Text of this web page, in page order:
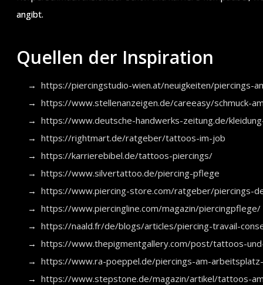
angibt.
Quellen der Inspiration
https://piercingstudio-wien.at/neuigkeiten/piercings-
https://www.stellenanzeigen.de/careeasy/schmuck-
https://www.deutsche-handwerks-zeitung.de/
https://rightmart.de/ratgeber/tattoos-im-job
https://karrierebibel.de/tattoos-piercings/
https://www.silvertattoo.de/piercing-pflege
https://www.piercing-store.com/ratgeber/piercings-
https://www.piercingline.com/magazin/piercingpflege/
https://naald.fr/de/blogs/articles/piercing-travail-
https://www.thepigmentgallery.com/post/tattoos-
https://www.ra-poeppel.de/piercings-am-
https://www.stepstone.de/magazin/artikel/tattoos-